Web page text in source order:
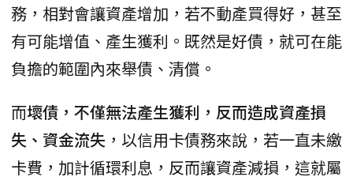
務，相對會讓資產增加，若不動產買得好，甚至
有可能增值、產生獲利。既然是好債，就可在能
負擔的範圍內來舉債、清償。
而壞債，不僅無法產生獲利，反而造成資產損
失、資金流失 ，以信用卡債務來說，若一直未繳
卡費，加計循環利息，反而讓資產減損，這就屬